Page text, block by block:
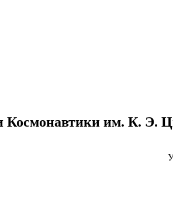
Космонавтики им. К. Э.